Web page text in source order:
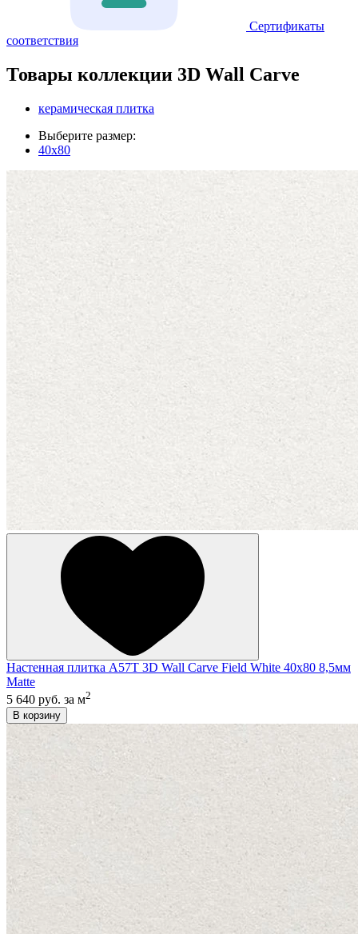
Сертификаты
соответствия
Товары коллекции 3D Wall Carve
керамическая плитка
Выберите размер:
40x80
Настенная плитка A57T 3D Wall Carve Field White 40x80 8,5мм
Matte
5 640 руб. за м2
В корзину